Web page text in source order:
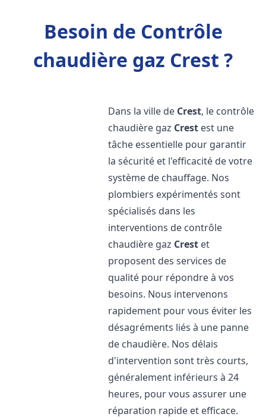
Besoin de Contrôle
chaudière gaz Crest ?
Dans la ville de Crest, le contrôle
chaudière gaz Crest est une
tâche essentielle pour garantir
la sécurité et l'efficacité de votre
système de chauffage. Nos
plombiers expérimentés sont
spécialisés dans les
interventions de contrôle
chaudière gaz Crest et
proposent des services de
qualité pour répondre à vos
besoins. Nous intervenons
rapidement pour vous éviter les
désagréments liés à une panne
de chaudière. Nos délais
d'intervention sont très courts,
généralement inférieurs à 24
heures, pour vous assurer une
réparation rapide et efficace.